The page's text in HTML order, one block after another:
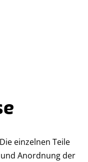
einzelnen Teile
Anordnung der